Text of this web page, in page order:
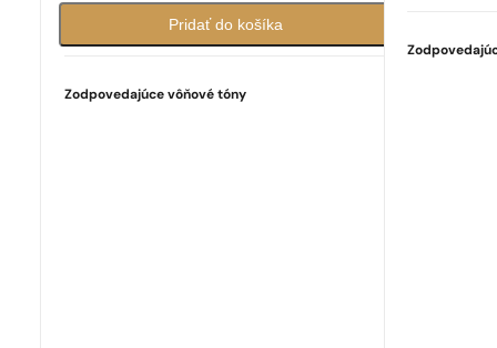
Pridať do košíka
Zodpovedajúce vôňové tóny